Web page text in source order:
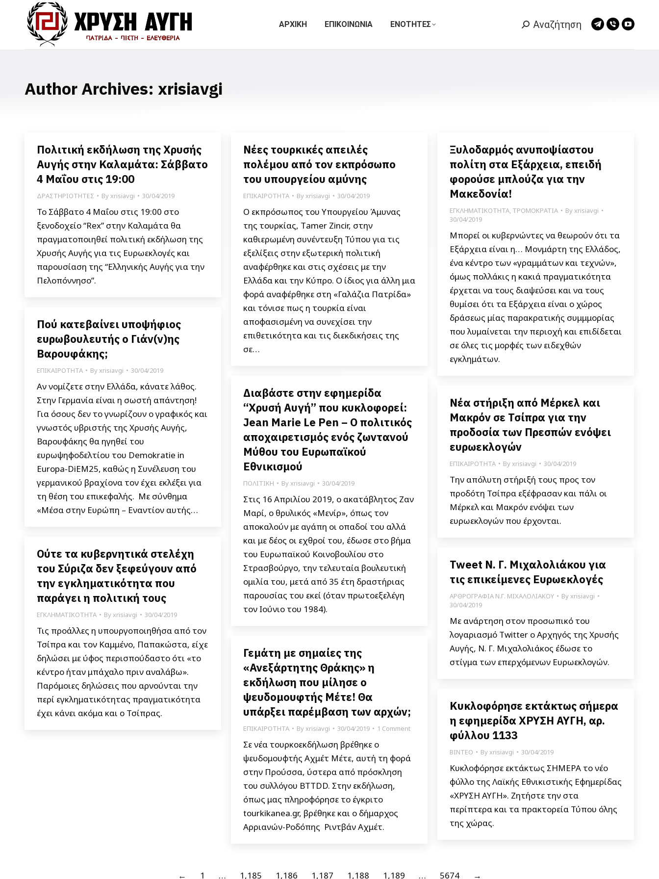
ΑΡΧΙΚΗ ΕΠΙΚΟΙΝΩΝΙΑ ΕΝΟΤΗΤΕΣ Search:
Αναζήτηση
Telegram
Viber
Author Archives: xrisiavgi
Πολιτική εκδήλωση της Χρυσής
Αυγής στην Καλαμάτα: Σάββατο
4 Μαΐου στις 19:00
ΔΡΑΣΤΗΡΙΟΤΗΤΕΣ Byxrisiavgi 30/04/2019
Το Σάββατο 4 Μαΐου στις 19:00 στο
ξενοδοχείο “Rex” στην Καλαμάτα θα
πραγματοποιηθεί πολιτική εκδήλωση της
Χρυσής Αυγής για τις Ευρωεκλογές και
παρουσίαση της “Ελληνικής Αυγής για την
Πελοπόννησο”.
Νέες τουρκικές απειλές
πολέμου από τον εκπρόσωπο
του υπουργείου αμύνης
ΕΠΙΚΑΙΡΟΤΗΤΑ Byxrisiavgi 30/04/2019
O εκπρόσωπος του Υπουργείου Άμυνας
της τουρκίας, Τamer Zincir, στην
καθιερωμένη συνέντευξη Τύπου για τις
εξελίξεις στην εξωτερική πολιτική
αναφέρθηκε και στις σχέσεις με την
Ελλάδα και την Κύπρο. Ο ίδιος για άλλη μια
φορά αναφέρθηκε στη «Γαλάζια Πατρίδα»
και τόνισε πως η τουρκία είναι
αποφασισμένη να συνεχίσει την
επιθετικότητα και τις διεκδικήσεις της
σε…
Ξυλοδαρμός ανυποψίαστου
πολίτη στα Εξάρχεια, επειδή
φορούσε μπλούζα για την
Μακεδονία!
ΕΓΚΛΗΜΑΤΙΚΟΤΗΤΑ, ΤΡΟΜΟΚΡΑΤΙΑ Byxrisiavgi
30/04/2019
Μπορεί οι κυβερνώντες να θεωρούν ότι τα
Εξάρχεια είναι η… Μονμάρτη της Ελλάδος,
ένα κέντρο των «γραμμάτων και τεχνών»,
όμως πολλάκις η κακιά πραγματικότητα
έρχεται να τους διαψεύσει και να τους
θυμίσει ότι τα Εξάρχεια είναι ο χώρος
δράσεως μίας παρακρατικής συμμμορίας
που λυμαίνεται την περιοχή και επιδίδεται
σε όλες τις μορφές των ειδεχθών
εγκλημάτων.
Πού κατεβαίνει υποψήφιος
ευρωβουλευτής ο Γιάν(ν)ης
Βαρουφάκης;
ΕΠΙΚΑΙΡΟΤΗΤΑ Byxrisiavgi 30/04/2019
Αν νομίζετε στην Ελλάδα, κάνατε λάθος.
Στην Γερμανία είναι η σωστή απάντηση!
Για όσους δεν το γνωρίζουν ο γραφικός και
γνωστός υβριστής της Χρυσής Αυγής,
Βαρουφάκης θα ηγηθεί του
ευρωψηφοδελτίου του Demokratie in
Europa-DiEM25, καθώς η Συνέλευση του
γερμανικού βραχίονα τον έχει εκλέξει για
τη θέση του επικεφαλής. Με σύνθημα
«Μέσα στην Ευρώπη – Εναντίον αυτής…
Διαβάστε στην εφημερίδα
“Χρυσή Αυγή” που κυκλοφορεί:
Jean Marie Le Pen – Ο πολιτικός
αποχαιρετισμός ενός ζωντανού
Μύθου του Ευρωπαϊκού
Εθνικισμού
ΠΟΛΙΤΙΚΗ Byxrisiavgi 30/04/2019
Στις 16 Απριλίου 2019, ο ακατάβλητος Ζαν
Μαρί, ο θρυλικός «Μενίρ», όπως τον
αποκαλούν με αγάπη οι οπαδοί του αλλά
και με δέος οι εχθροί του, έδωσε στο βήμα
του Ευρωπαϊκού Κοινοβουλίου στο
Στρασβούργο, την τελευταία βουλευτική
ομιλία του, μετά από 35 έτη δραστήριας
παρουσίας του εκεί (όταν πρωτοεξελέγη
τον Ιούνιο του 1984).
Νέα στήριξη από Μέρκελ και
Μακρόν σε Τσίπρα για την
προδοσία των Πρεσπών ενόψει
ευρωεκλογών
ΕΠΙΚΑΙΡΟΤΗΤΑ Byxrisiavgi 30/04/2019
Την απόλυτη στήριξή τους προς τον
προδότη Τσίπρα εξέφρασαν και πάλι οι
Μέρκελ και Μακρόν ενόψει των
ευρωεκλογών που έρχονται.
Ούτε τα κυβερνητικά στελέχη
του Σύριζα δεν ξεφεύγουν από
την εγκληματικότητα που
παράγει η πολιτική τους
ΕΓΚΛΗΜΑΤΙΚΟΤΗΤΑ Byxrisiavgi 30/04/2019
Τις προάλλες η υπουργοποιηθήσα από τον
Τσίπρα και τον Καμμένο, Παπακώστα, είχε
δηλώσει με ύφος περισπούδαστο ότι «το
κέντρο ήταν μπάχαλο πριν αναλάβω».
Παρόμοιες δηλώσεις που αρνούνται την
περί εγκληματικότητας πραγματικότητα
έχει κάνει ακόμα και ο Τσίπρας.
Tweet Ν. Γ. Μιχαλολιάκου για
τις επικείμενες Ευρωεκλογές
ΑΡΘΡΟΓΡΑΦΙΑ Ν.Γ. ΜΙΧΑΛΟΛΙΑΚΟΥ Byxrisiavgi
30/04/2019
Με ανάρτηση στον προσωπικό του
λογαριασμό Twitter ο Αρχηγός της Χρυσής
Αυγής, Ν. Γ. Μιχαλολιάκος έδωσε το
στίγμα των επερχόμενων Ευρωεκλογών.
Γεμάτη με σημαίες της
«Ανεξάρτητης Θράκης» η
εκδήλωση που μίλησε ο
ψευδομουφτής Μέτε! Θα
υπάρξει παρέμβαση των αρχών;
ΕΠΙΚΑΙΡΟΤΗΤΑ Byxrisiavgi 30/04/2019 1 Comment
Σε νέα τουρκοεκδήλωση βρέθηκε ο
ψευδομουφτής Αχμέτ Μέτε, αυτή τη φορά
στην Προύσσα, ύστερα από πρόσκληση
του συλλόγου BTTDD. Στην εκδήλωση,
όπως μας πληροφόρησε το έγκριτο
tourkikanea.gr, βρέθηκε και ο δήμαρχος
Αρριανών-Ροδόπης Ριντβάν Αχμέτ.
Κυκλοφόρησε εκτάκτως σήμερα
η εφημερίδα ΧΡΥΣΗ ΑΥΓΗ, αρ.
φύλλου 1133
ΒΙΝΤΕΟ Byxrisiavgi 30/04/2019
Κυκλοφόρησε εκτάκτως ΣΗΜΕΡΑ το νέο
φύλλο της Λαϊκής Εθνικιστικής Εφημερίδας
«ΧΡΥΣΗ ΑΥΓΗ». Ζητήστε την στα
περίπτερα και τα πρακτορεία Τύπου όλης
της χώρας.
← 1 … 1,185 1,186 1,187 1,188 1,189 … 5674 →